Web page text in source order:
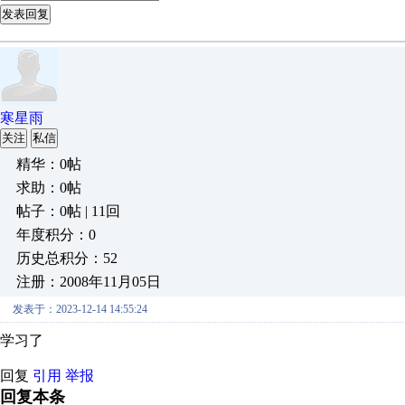
发表回复
寒星雨
关注 私信
精华：0帖
求助：0帖
帖子：0帖 | 11回
年度积分：0
历史总积分：52
注册：2008年11月05日
发表于：2023-12-14 14:55:24
学习了
回复 引用 举报
回复本条